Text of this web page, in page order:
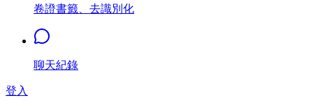
卷證書籤、去識別化
聊天紀錄
登入